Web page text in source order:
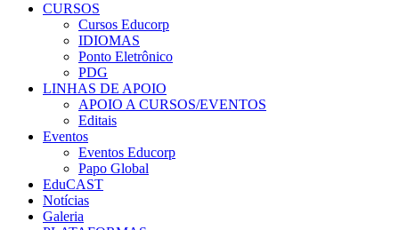
CURSOS
Cursos Educorp
IDIOMAS
Ponto Eletrônico
PDG
LINHAS DE APOIO
APOIO A CURSOS/EVENTOS
Editais
Eventos
Eventos Educorp
Papo Global
EduCAST
Notícias
Galeria